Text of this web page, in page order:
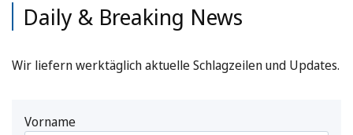
Daily & Breaking News
Wir liefern werktäglich aktuelle Schlagzeilen und Updates.
Vorname